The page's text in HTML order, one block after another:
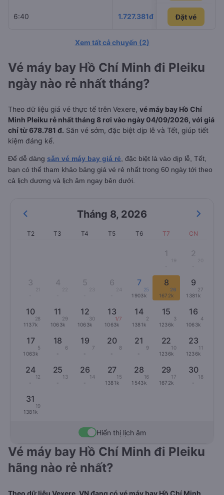
6:40 1.727.381đ Đặt vé
Đặt vé
Xem tất cả chuyến (2)
Vé máy bay Hồ Chí Minh đi Pleiku
ngày nào rẻ nhất tháng?
Theo dữ liệu giá vé thực tế trên Vexere, vé máy bay Hồ Chí
Minh Pleiku rẻ nhất tháng 8 rơi vào ngày 04/09/2026, với giá
chỉ từ 678.781 đ. Săn vé sớm, đặc biệt dịp lễ và Tết, giúp tiết
kiệm đáng kể.
Để dễ dàng săn vé máy bay giá rẻ , đặc biệt là vào dịp lễ, Tết,
bạn có thể tham khảo bảng giá vé rẻ nhất trong 60 ngày tới theo
cả lịch dương và lịch âm ngay bên dưới.
Tháng 8, 2026
T2 T3 T4 T5 T6 T7 CN
1
19
2
3
21
4 5 6
24
7
25
1903k
8
26
1672k
9
27
1381k
10
28
1137k
11
29
1063k
12
30
1063k
13
1/7
1063k
14
2
1381k
15
3
1236k
16
4
1063k
17
5
1063k
18
6
-
19
7
-
20
8
-
21
9
-
22
10
1236k
23
11
1236k
24
12
-
25
13
-
26
14
-
27
15
1381k
28
16
1543k
29
17
1672k
30
18
-
31
19
1381k
Hiển thị lịch âm
Vé máy bay Hồ Chí Minh đi Pleiku
hãng nào rẻ nhất?
Theo dữ liệu Vexere, VN đang có vé máy bay Hồ Chí Minh